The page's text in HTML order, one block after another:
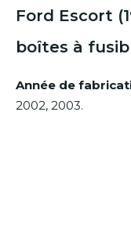
Ford Escort
boîtes à
Année de
2002, 2003.